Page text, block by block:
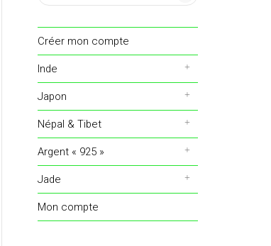
Créer mon compte
Inde
Japon
Népal & Tibet
Argent « 925 »
Jade
Mon compte